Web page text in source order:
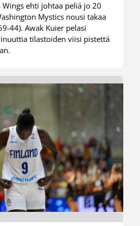
Wings ehti johtaa peliä jo 20
Mystics nousi takaa
44). Awak Kuier pelasi
tilastoiden viisi pistettä